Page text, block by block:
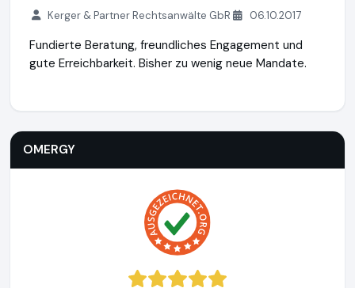
Kerger & Partner Rechtsanwälte GbR 06.10.2017
Fundierte Beratung, freundliches Engagement und
gute Erreichbarkeit. Bisher zu wenig neue Mandate.
OMERGY